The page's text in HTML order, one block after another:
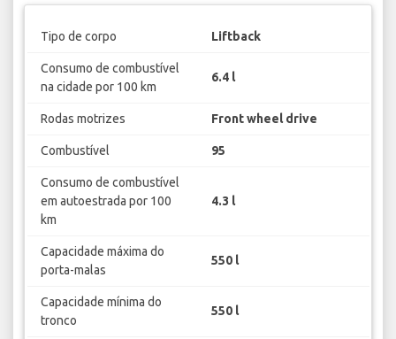
Tipo de corpo Liftback
Consumo de combustível
na cidade por 100 km
6.4 l
Rodas motrizes Front wheel drive
Combustível 95
Consumo de combustível
em autoestrada por 100
km
4.3 l
Capacidade máxima do
porta-malas
550 l
Capacidade mínima do
tronco
550 l